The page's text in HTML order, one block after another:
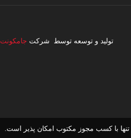
تولید و توسعه توسط شرکت جامکونت
با کسب مجوز مکتوب امکان پذیر است.